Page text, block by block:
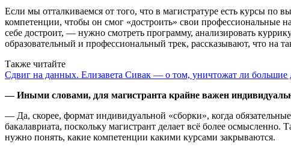
Если мы отталкиваемся от того, что в магистратуре есть курсы по
компетенции, чтобы он смог «достроить» свои профессиональные
себе достроит, — нужно смотреть программу, анализировать
образовательный и профессиональный трек, рассказывают, что на
Также читайте
Сдвиг на данных. Елизавета Сивак — о том, уничтожат ли большие
— Иными словами, для магистранта крайне важен
— Да, скорее, формат индивидуальной «сборки», когда
бакалавриата, поскольку магистрант делает всё более
нужно понять, какие компетенции какими курсами закрываются.